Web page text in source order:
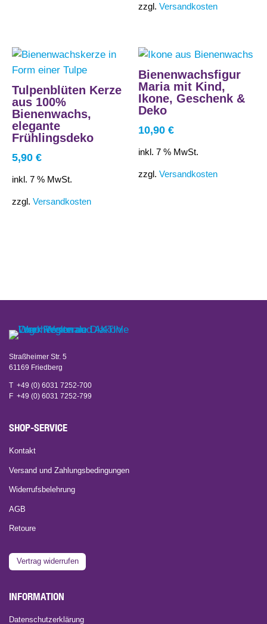
zzgl.Versandkosten
Tulpenblüten Kerze
aus 100%
Bienenwachs,
elegante
Frühlingsdeko
5,90 €
inkl. 7 % MwSt.
zzgl. Versandkosten
Bienenwachsfigur
Maria mit Kind,
Ikone, Geschenk &
Deko
10,90€
inkl. 7 % MwSt.
zzgl.Versandkosten
Straßheimer Str. 5
61169 Friedberg
T +49 (0) 6031 7252-700
F +49 (0) 6031 7252-799
SHOP-SERVICE
Kontakt
Versand und Zahlungsbedingungen
Widerrufsbelehrung
AGB
Retoure
Vertrag widerrufen
INFORMATION
Datenschutzerklärung